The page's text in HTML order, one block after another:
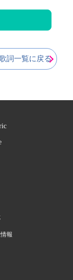
詞一覧に戻る
報